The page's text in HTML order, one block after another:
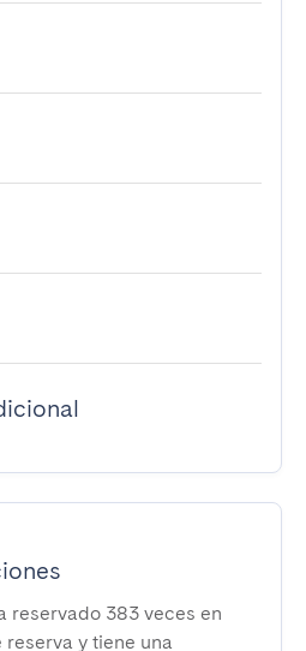
reservado 383 veces en
y tiene una